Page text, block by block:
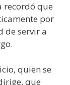
recordó que
por
de servir a
quien se
que